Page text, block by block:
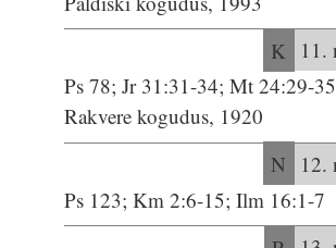
K
11.
Ps 78; Jr 31:31-34; Mt 24:29-35
Rakvere kogudus, 1920
N
12.
Ps 123; Km 2:6-15; Ilm 16:1-7